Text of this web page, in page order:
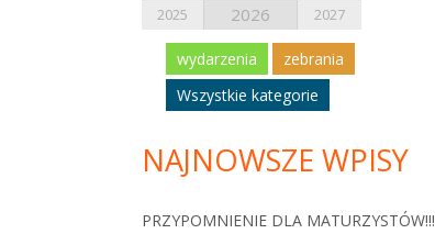
2025 2026 2027
wydarzenia
zebrania
Wszystkie kategorie
NAJNOWSZE WPISY
PRZYPOMNIENIE DLA MATURZYSTÓW!!!